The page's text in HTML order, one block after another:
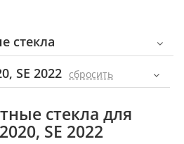
стекла
SE 2022 cбросить
стекла для
SE 2022